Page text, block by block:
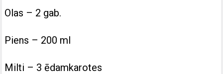
Olas – 2 gab.
Piens – 200 ml
Milti – 3 ēdamkarotes